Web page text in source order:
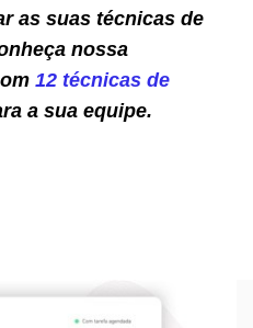
as suas técnicas de
nossa
12 técnicas de
a sua equipe.